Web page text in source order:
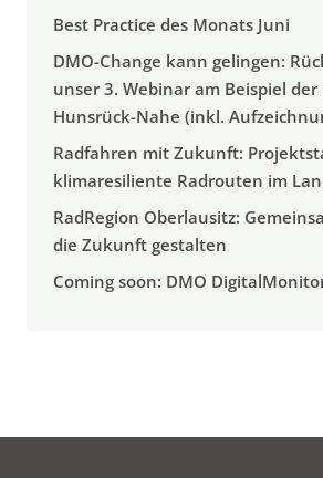
Best Practice des Monats Juni
DMO-Change kann gelingen:
unser 3. Webinar am Beispiel der
Hunsrück-Nahe (inkl.
Radfahren mit Zukunft:
klimaresiliente Radrouten im
RadRegion Oberlausitz:
die Zukunft gestalten
Coming soon: DMO